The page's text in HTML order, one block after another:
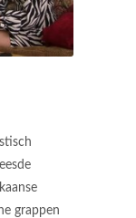
grappen